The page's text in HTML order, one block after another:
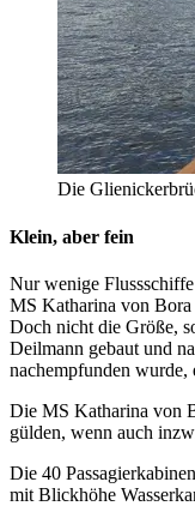
Die
Klein, aber fein
Nur wenige
MS Katharina von Bora
Doch nicht die Größe,
Deilmann gebaut und
nachempfunden wurde,
Die MS Katharina von
gülden, wenn auch
Die 40
mit Blickhöhe